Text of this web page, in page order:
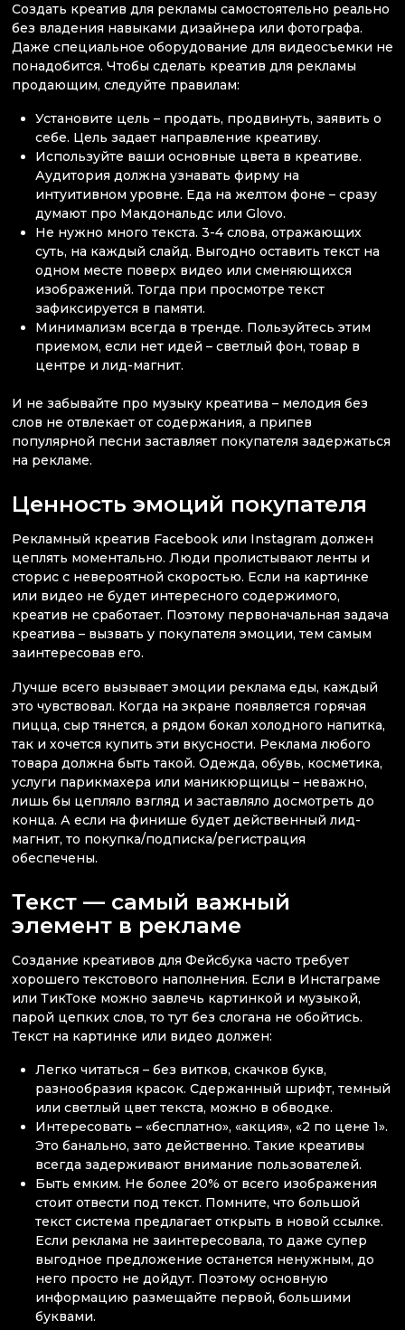
Создать креатив для рекламы самостоятельно реально
без владения навыками дизайнера или фотографа.
Даже специальное оборудование для видеосъемки не
понадобится. Чтобы сделать креатив для рекламы
продающим, следуйте правилам:
Установите цель – продать, продвинуть, заявить о
себе. Цель задает направление креативу.
Используйте ваши основные цвета в креативе.
Аудитория должна узнавать фирму на
интуитивном уровне. Еда на желтом фоне – сразу
думают про Макдональдс или Glovo.
Не нужно много текста. 3-4 слова, отражающих
суть, на каждый слайд. Выгодно оставить текст на
одном месте поверх видео или сменяющихся
изображений. Тогда при просмотре текст
зафиксируется в памяти.
Минимализм всегда в тренде. Пользуйтесь этим
приемом, если нет идей – светлый фон, товар в
центре и лид-магнит.
И не забывайте про музыку креатива – мелодия без
слов не отвлекает от содержания, а припев
популярной песни заставляет покупателя задержаться
на рекламе.
Ценность эмоций покупателя
Рекламный креатив Facebook или Instagram должен
цеплять моментально. Люди пролистывают ленты и
сторис с невероятной скоростью. Если на картинке
или видео не будет интересного содержимого,
креатив не сработает. Поэтому первоначальная задача
креатива – вызвать у покупателя эмоции, тем самым
заинтересовав его.
Лучше всего вызывает эмоции реклама еды, каждый
это чувствовал. Когда на экране появляется горячая
пицца, сыр тянется, а рядом бокал холодного напитка,
так и хочется купить эти вкусности. Реклама любого
товара должна быть такой. Одежда, обувь, косметика,
услуги парикмахера или маникюрщицы – неважно,
лишь бы цепляло взгляд и заставляло досмотреть до
конца. А если на финише будет действенный лид-
магнит, то покупка/подписка/регистрация
обеспечены.
Текст — самый важный
элемент в рекламе
Создание креативов для Фейсбука часто требует
хорошего текстового наполнения. Если в Инстаграме
или ТикТоке можно завлечь картинкой и музыкой,
парой цепких слов, то тут без слогана не обойтись.
Текст на картинке или видео должен:
Легко читаться – без витков, скачков букв,
разнообразия красок. Сдержанный шрифт, темный
или светлый цвет текста, можно в обводке.
Интересовать – «бесплатно», «акция», «2 по цене 1».
Это банально, зато действенно. Такие креативы
всегда задерживают внимание пользователей.
Быть емким. Не более 20% от всего изображения
стоит отвести под текст. Помните, что большой
текст система предлагает открыть в новой ссылке.
Если реклама не заинтересовала, то даже супер
выгодное предложение останется ненужным, до
него просто не дойдут. Поэтому основную
информацию размещайте первой, большими
буквами.